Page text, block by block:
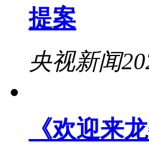
提案
央视新闻
《欢迎来